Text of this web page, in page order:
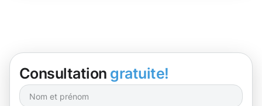
Consultation gratuite!